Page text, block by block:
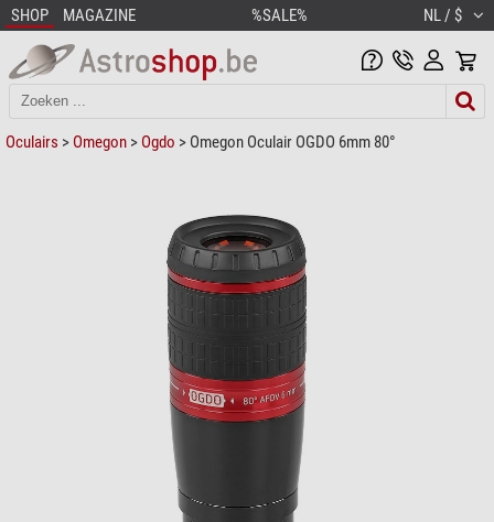
SHOP MAGAZINE %SALE% NL / $
Oculairs > Omegon > Ogdo > Omegon Oculair OGDO 6mm 80°